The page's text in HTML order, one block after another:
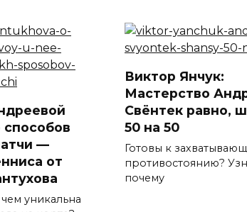
—
от
чем уникальна
Виктор Янчук:
Мастерство
Свёнтек равно,
50 на 50
Готовы к
противостоянию?
почему